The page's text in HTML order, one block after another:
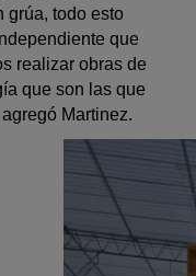
grúa, todo esto
que
realizar obras de
que son las que
Martinez.